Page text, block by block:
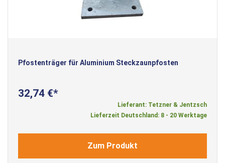
Pfostenträger für Aluminium Steckzaunpfosten
32,74 €
Lieferant: Tetzner & Jentzsch
Lieferzeit Deutschland: 8 - 20 Werktage
Zum Produkt